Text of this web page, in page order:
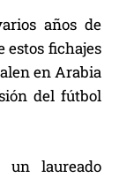
años de
estos fichajes
en Arabia
del fútbol
laureado